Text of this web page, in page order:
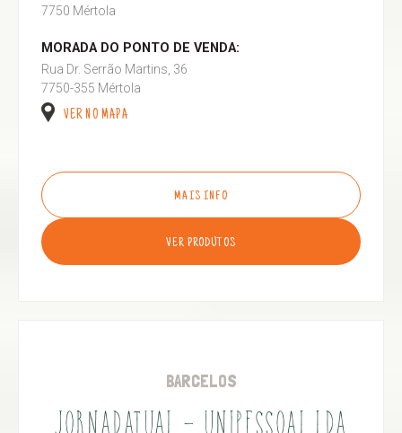
7750 Mértola
MORADA DO PONTO DE VENDA:
Rua Dr. Serrão Martins, 36
7750-355 Mértola
VER NO MAPA
MAIS INFO
VER PRODUTOS
BARCELOS
JORNADATUAL - UNIPESSOAL LDA